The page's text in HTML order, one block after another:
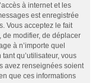
à internet et les
est enregistrée
Vous acceptez le fait
de modifier, de déplacer
à n’importe quel
qu’utilisateur, vous
avez renseignées soient
que ces informations